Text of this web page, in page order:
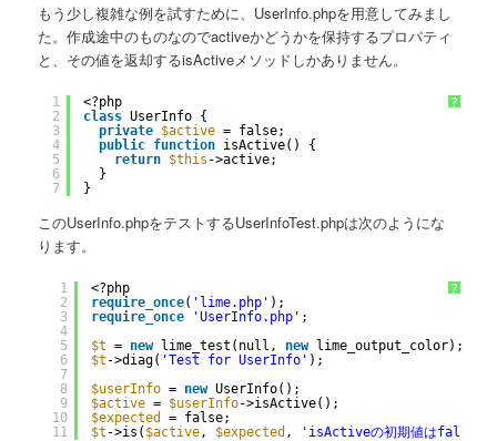
もう少し複雑な例を試すために、UserInfo.phpを用意してみまし
た。作成途中のものなのでactiveかどうかを保持するプロパティ
と、その値を返却するisActiveメソッドしかありません。
?
1
2
3
4
5
6
7
<?php
class UserInfo {
private $active = false;
public function isActive() {
return $this ->active;
}
}
このUserInfo.phpをテストするUserInfoTest.phpは次のようにな
ります。
?
1
2
3
4
5
6
7
8
9
10
11
<?php
require_once( 'lime.php' );
require_once
'UserInfo.php' ;
$t = new lime_test(null, new
lime_output_color);
$t ->diag( 'Test for UserInfo' );
$userInfo = new UserInfo();
$active = $userInfo->isActive();
$expected
= false;
$t ->is( $active, $expected , 'isActiveの初期値はfalse'